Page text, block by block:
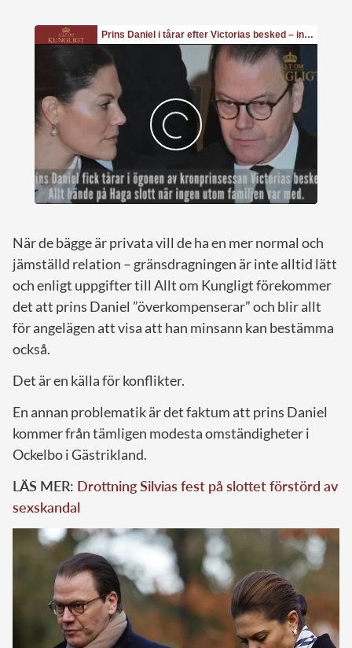
När de bägge är privata vill de ha en mer normal och
jämställd relation – gränsdragningen är inte alltid lätt
och enligt uppgifter till Allt om Kungligt förekommer
det att prins Daniel ”överkompenserar” och blir allt
för angelägen att visa att han minsann kan bestämma
också.
Det är en källa för konflikter.
En annan problematik är det faktum att prins Daniel
kommer från tämligen modesta omständigheter i
Ockelbo i Gästrikland.
LÄS MER: Drottning Silvias fest på slottet förstörd av
sexskandal